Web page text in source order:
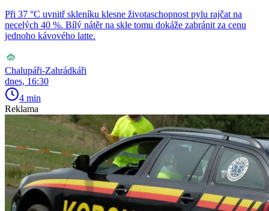
Při 37 °C uvnitř skleníku klesne životaschopnost pylu rajčat na
necelých 40 %. Bílý nátěr na skle tomu dokáže zabránit za cenu
jednoho kávového latte.
Chalupáři-Zahrádkáři
dnes, 16:30
4 min
Reklama